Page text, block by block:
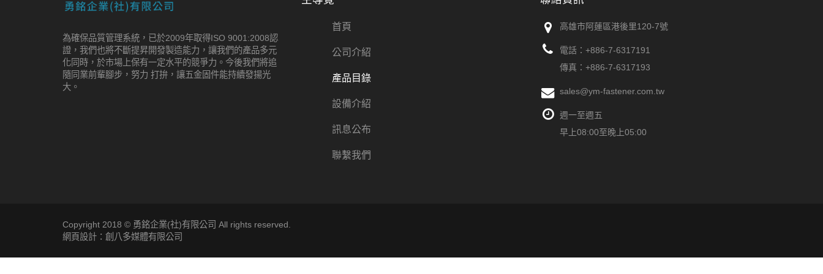
為確保品質管理系統，已於2009年取得ISO 9001:2008認
證，我們也將不斷提昇開發製造能力，讓我們的產品多元
化同時，於市場上保有一定水平的競爭力。今後我們將追
隨同業前輩腳步，努力 打拚，讓五金固件能持續發揚光
大。
首頁
公司介紹
產品目錄
設備介紹
訊息公布
聯繫我們
高雄市阿蓮區港後里120-7號
電話： +886-7-6317191
傳真：+886-7-6317193
sales@ym-fastener.com.tw
週一至週五
早上08:00至晚上05:00
Copyright 2018 © 勇銘企業(社)有限公司 All rights reserved.
網頁設計：創八多媒體有限公司